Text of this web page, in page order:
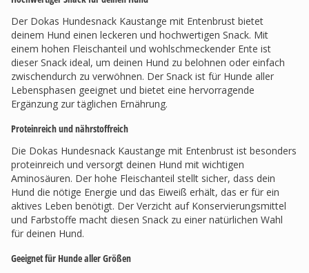
Der Dokas Hundesnack Kaustange mit Entenbrust bietet
deinem Hund einen leckeren und hochwertigen Snack. Mit
einem hohen Fleischanteil und wohlschmeckender Ente ist
dieser Snack ideal, um deinen Hund zu belohnen oder einfach
zwischendurch zu verwöhnen. Der Snack ist für Hunde aller
Lebensphasen geeignet und bietet eine hervorragende
Ergänzung zur täglichen Ernährung.
Proteinreich und nährstoffreich
Die Dokas Hundesnack Kaustange mit Entenbrust ist besonders
proteinreich und versorgt deinen Hund mit wichtigen
Aminosäuren. Der hohe Fleischanteil stellt sicher, dass dein
Hund die nötige Energie und das Eiweiß erhält, das er für ein
aktives Leben benötigt. Der Verzicht auf Konservierungsmittel
und Farbstoffe macht diesen Snack zu einer natürlichen Wahl
für deinen Hund.
Geeignet für Hunde aller Größen